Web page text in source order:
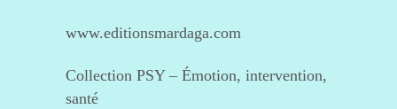
www.editionsmardaga.com
Collection PSY – Émotion, intervention,
santé